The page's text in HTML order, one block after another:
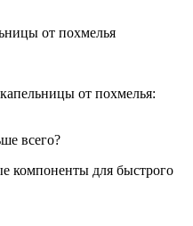
от похмелья
от похмелья:
всего?
компоненты для быстрого